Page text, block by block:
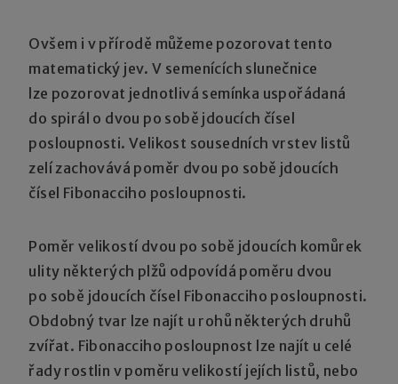
Ovšem i v přírodě můžeme pozorovat tento
matematický jev. V semenících slunečnice
lze pozorovat jednotlivá semínka uspořádaná
do spirál o dvou po sobě jdoucích čísel
posloupnosti. Velikost sousedních vrstev listů
zelí zachovává poměr dvou po sobě jdoucích
čísel Fibonacciho posloupnosti.
Poměr velikostí dvou po sobě jdoucích komůrek
ulity některých plžů odpovídá poměru dvou
po sobě jdoucích čísel Fibonacciho posloupnosti.
Obdobný tvar lze najít u rohů některých druhů
zvířat. Fibonacciho posloupnost lze najít u celé
řady rostlin v poměru velikostí jejích listů, nebo